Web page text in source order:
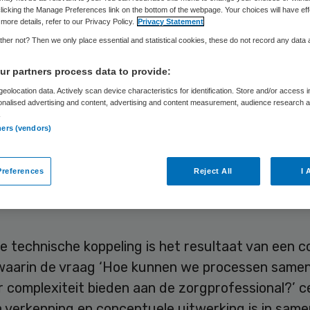
Laura van Elst 6 mei 2022,10:40 1964 keer gelezen
thuiszorgteams van Laurens werken sinds
de duxxie.nl app; een bestelplatform voor
thuis. Nieuw is een automatische
app en het door Laurens gebruikte ecd, Nedap
neemt de administratielast van de
technische koppeling is het resultaat van een
de vraag ‘Hoe kunnen we processen
complexiteit bieden aan de zorgprofessional?’
the Manage Preferences link on the bottom of the webpage. Your choices will have
details, refer to our Privacy Policy. Privacy Statement
not? Then we only place essential and statistical cookies, these do not record any data
partners process data to provide:
data. Actively scan device characteristics for identification. Store and/or access
advertising and content, advertising and content measurement, audience research
(vendors)
Reject All I